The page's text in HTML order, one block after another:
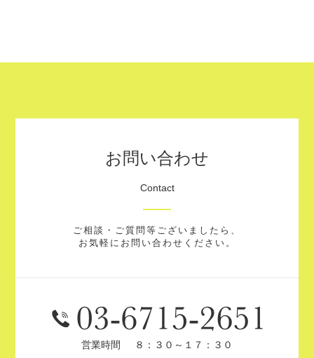
お問い合わせ
Contact
ご相談・ご質問等ございましたら、
お気軽にお問い合わせください。
営業時間 ８：３０～１７：３０